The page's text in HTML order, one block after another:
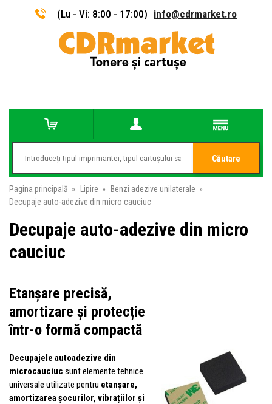
(Lu - Vi: 8:00 - 17:00) info@cdrmarket.ro
Căutare
Pagina principală » Lipire » Benzi adezive unilaterale »
Decupaje auto-adezive din micro cauciuc
Decupaje auto-adezive din micro
cauciuc
Etanșare precisă,
amortizare și protecție
într-o formă compactă
Decupajele autoadezive din
microcauciuc sunt elemente tehnice
universale utilizate pentru etanșare,
amortizarea șocurilor, vibrațiilor și